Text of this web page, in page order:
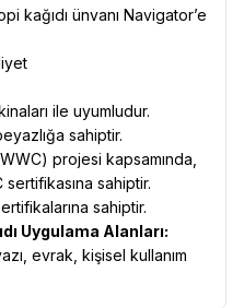
kağıdı ünvanı Navigator’e
ile uyumludur.
sahiptir.
projesi kapsamında,
sahiptir.
sahiptir.
Uygulama Alanları:
evrak, kişisel kullanım